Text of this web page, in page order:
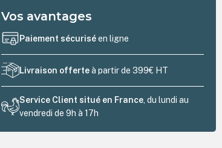
Vos avantages
Paiement sécuriséen ligne
Livraison offerteà partir de 399€ HT
Service Client situé en France , du lundi au
vendredi de 9h à 17h